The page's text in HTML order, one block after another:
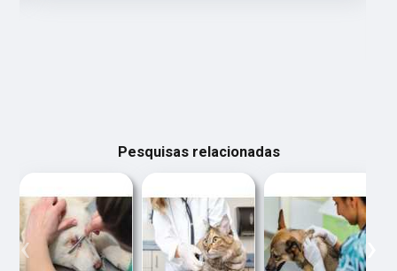
Pesquisas relacionadas
‹ ›